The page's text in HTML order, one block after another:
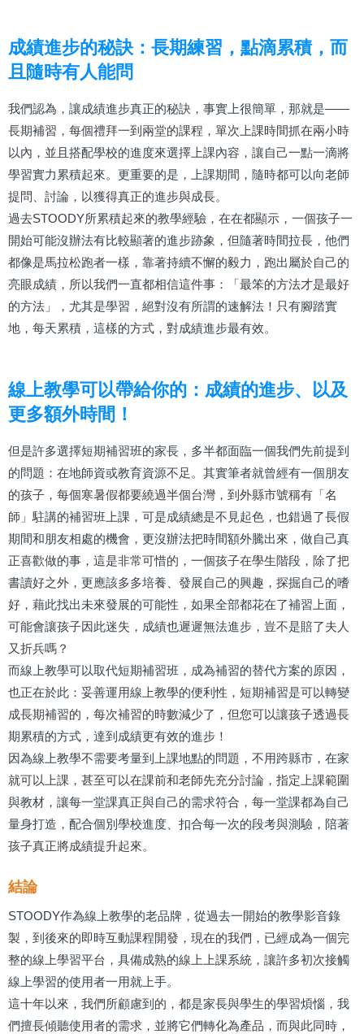
成績進步的秘訣：長期練習，點滴累積，而
且隨時有人能問
我們認為，讓成績進步真正的秘訣，事實上很簡單，那就是——
長期補習，每個禮拜一到兩堂的課程，單次上課時間抓在兩小時
以內，並且搭配學校的進度來選擇上課內容，讓自己一點一滴將
學習實力累積起來。更重要的是，上課期間，隨時都可以向老師
提問、討論，以獲得真正的進步與成長。
過去STOODY所累積起來的教學經驗，在在都顯示，一個孩子一
開始可能沒辦法有比較顯著的進步跡象，但隨著時間拉長，他們
都像是馬拉松跑者一樣，靠著持續不懈的毅力，跑出屬於自己的
亮眼成績，所以我們一直都相信這件事：「最笨的方法才是最好
的方法」，尤其是學習，絕對沒有所謂的速解法！只有腳踏實
地，每天累積，這樣的方式，對成績進步最有效。
線上教學可以帶給你的：成績的進步、以及
更多額外時間！
但是許多選擇短期補習班的家長，多半都面臨一個我們先前提到
的問題：在地師資或教育資源不足。其實筆者就曾經有一個朋友
的孩子，每個寒暑假都要繞過半個台灣，到外縣市號稱有「名
師」駐講的補習班上課，可是成績總是不見起色，也錯過了長假
期間和朋友相處的機會，更沒辦法把時間額外騰出來，做自己真
正喜歡做的事，這是非常可惜的，一個孩子在學生階段，除了把
書讀好之外，更應該多多培養、發展自己的興趣，探掘自己的嗜
好，藉此找出未來發展的可能性，如果全部都花在了補習上面，
可能會讓孩子因此迷失，成績也遲遲無法進步，豈不是賠了夫人
又折兵嗎？
而線上教學可以取代短期補習班，成為補習的替代方案的原因，
也正在於此：妥善運用線上教學的便利性，短期補習是可以轉變
成長期補習的，每次補習的時數減少了，但您可以讓孩子透過長
期累積的方式，達到成績更有效的進步！
因為線上教學不需要考量到上課地點的問題，不用跨縣市，在家
就可以上課，甚至可以在課前和老師先充分討論，指定上課範圍
與教材，讓每一堂課真正與自己的需求符合，每一堂課都為自己
量身打造，配合個別學校進度、扣合每一次的段考與測驗，陪著
孩子真正將成績提升起來。
結論
STOODY作為線上教學的老品牌，從過去一開始的教學影音錄
製，到後來的即時互動課程開發，現在的我們，已經成為一個完
整的線上學習平台，具備成熟的線上上課系統，讓許多初次接觸
線上學習的使用者一用就上手。
這十年以來，我們所顧慮到的，都是家長與學生的學習煩惱，我
們擅長傾聽使用者的需求，並將它們轉化為產品，而與此同時，